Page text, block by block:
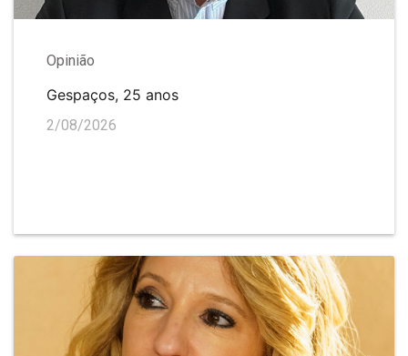
Opinião
Gespaços, 25 anos
2/08/2026